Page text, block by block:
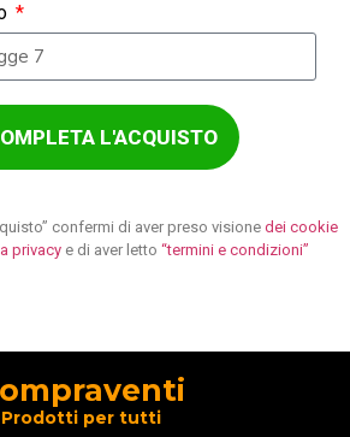
L'ACQUISTO
confermi di aver preso visione dei cookie
privacy e di aver letto “termini e condizioni”
Prodotti per tutti